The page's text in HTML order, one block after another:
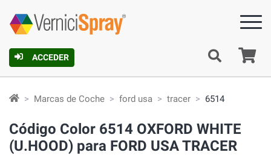
ACCEDER
Marcas de Coche ford usa tracer 6514
Código Color 6514 OXFORD WHITE
(U.HOOD) para FORD USA TRACER